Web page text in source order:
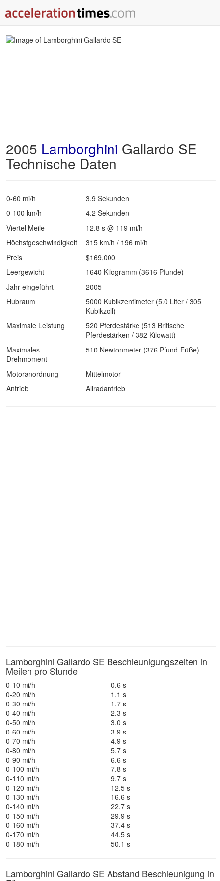
2005 Lamborghini Gallardo SE
Technische Daten
0-60 mi/h
3.9 Sekunden
0-100 km/h
4.2 Sekunden
Viertel Meile
12.8 s @ 119 mi/h
Höchstgeschwindigkeit
315 km/h / 196 mi/h
Preis
$169,000
Leergewicht
1640 Kilogramm (3616 Pfunde)
Jahr eingeführt
2005
Hubraum
5000 Kubikzentimeter (5.0 Liter / 305
Kubikzoll)
Maximale Leistung
520 Pferdestärke (513 Britische
Pferdestärken / 382 Kilowatt)
Maximales
Drehmoment
510 Newtonmeter (376 Pfund-Füße)
Motoranordnung
Mittelmotor
Antrieb
Allradantrieb
Lamborghini Gallardo SE Beschleunigungszeiten in
Meilen pro Stunde
0-10 mi/h
0.6 s
0-20 mi/h
1.1 s
0-30 mi/h
1.7 s
0-40 mi/h
2.3 s
0-50 mi/h
3.0 s
0-60 mi/h
3.9 s
0-70 mi/h
4.9 s
0-80 mi/h
5.7 s
0-90 mi/h
6.6 s
0-100 mi/h
7.8 s
0-110 mi/h
9.7 s
0-120 mi/h
12.5 s
0-130 mi/h
16.6 s
0-140 mi/h
22.7 s
0-150 mi/h
29.9 s
0-160 mi/h
37.4 s
0-170 mi/h
44.5 s
0-180 mi/h
50.1 s
Lamborghini Gallardo SE Abstand Beschleunigung in